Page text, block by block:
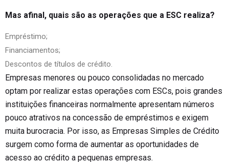
Mas afinal, quais são as operações que a ESC realiza​​?
Empréstimo;
Financiamentos;
Descontos de títulos de crédito.
Empresas menores ou pouco consolidadas no mercado
optam por realizar estas operações com ESCs, pois grandes
instituições financeiras normalmente apresentam números
pouco atrativos na concessão de empréstimos e exigem
muita burocracia. Por isso, as Empresas Simples de Crédito
surgem como forma de aumentar as oportunidades de
acesso ao crédito a pequenas empresas.